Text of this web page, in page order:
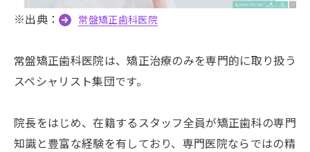
※出典： 常盤矯正歯科医院
常盤矯正歯科医院は、矯正治療のみを専門的に取り扱う
スペシャリスト集団です。
院長をはじめ、在籍するスタッフ全員が矯正歯科の専門
知識と豊富な経験を有しており、専門医院ならではの精